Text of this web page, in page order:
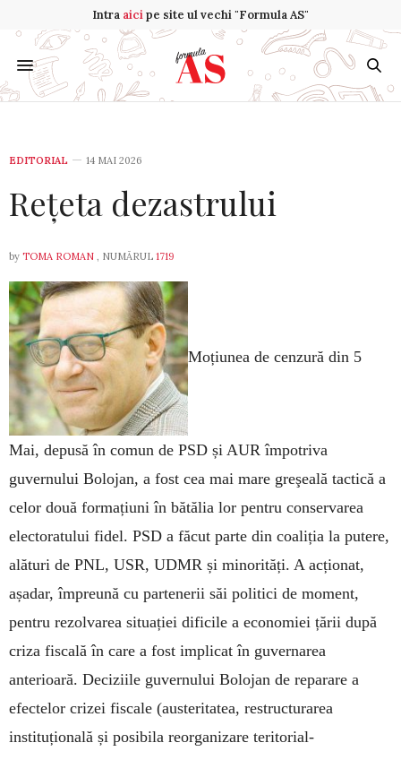
Intra aicipe site ul vechi "Formula AS"
EDITORIAL 14 MAI 2026
Rețeta dezastrului
by TOMA ROMAN , NUMĂRUL 1719
Moțiunea de cenzură din 5
Mai, depusă în comun de PSD și AUR împotriva
guvernului Bolojan, a fost cea mai mare greşeală tactică a
celor două formațiuni în bătălia lor pentru conservarea
electoratului fidel. PSD a făcut parte din coaliția la putere,
alături de PNL, USR, UDMR și minorități. A acționat,
așadar, împreună cu partenerii săi politici de moment,
pentru rezolvarea situației dificile a economiei țării după
criza fiscală în care a fost implicat în guvernarea
anterioară. Deciziile guvernului Bolojan de reparare a
efectelor crizei fiscale (austeritatea, restructurarea
instituțională și posibila reorganizare teritorial-